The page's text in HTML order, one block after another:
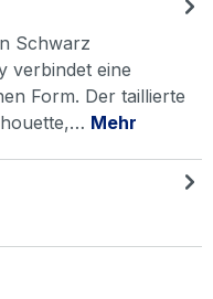
Schwarz
verbindet eine
Form. Der taillierte
Mehr